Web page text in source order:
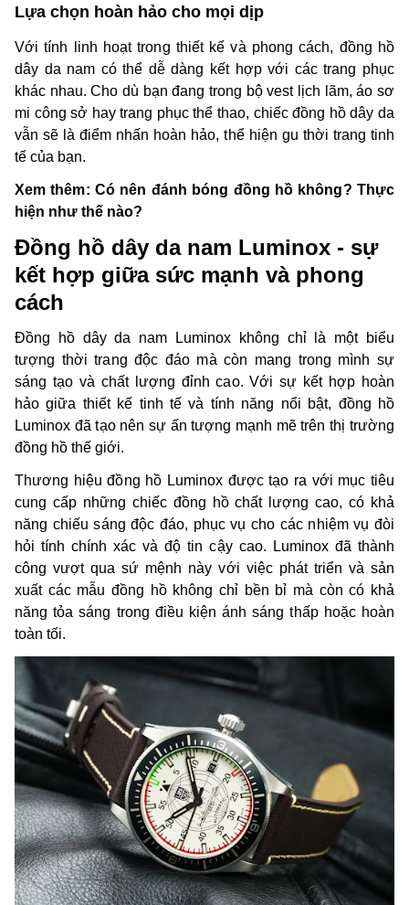
Lựa chọn hoàn hảo cho mọi dịp
Với tính linh hoạt trong thiết kế và phong cách, đồng hồ
dây da nam có thể dễ dàng kết hợp với các trang phục
khác nhau. Cho dù bạn đang trong bộ vest lịch lãm, áo sơ
mi công sở hay trang phục thể thao, chiếc đồng hồ dây da
vẫn sẽ là điểm nhấn hoàn hảo, thể hiện gu thời trang tinh
tế của bạn.
Xem thêm: Có nên đánh bóng đồng hồ không? Thực
hiện như thế nào?
Đồng hồ dây da nam Luminox - sự
kết hợp giữa sức mạnh và phong
cách
Đồng hồ dây da nam Luminox không chỉ là một biểu
tượng thời trang độc đáo mà còn mang trong mình sự
sáng tạo và chất lượng đỉnh cao. Với sự kết hợp hoàn
hảo giữa thiết kế tinh tế và tính năng nổi bật, đồng hồ
Luminox đã tạo nên sự ấn tượng mạnh mẽ trên thị trường
đồng hồ thế giới.
Thương hiệu đồng hồ Luminox được tạo ra với mục tiêu
cung cấp những chiếc đồng hồ chất lượng cao, có khả
năng chiếu sáng độc đáo, phục vụ cho các nhiệm vụ đòi
hỏi tính chính xác và độ tin cậy cao. Luminox đã thành
công vượt qua sứ mệnh này với việc phát triển và sản
xuất các mẫu đồng hồ không chỉ bền bỉ mà còn có khả
năng tỏa sáng trong điều kiện ánh sáng thấp hoặc hoàn
toàn tối.